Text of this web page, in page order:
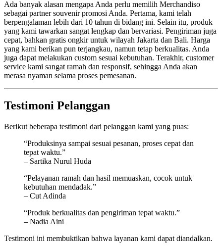
Ada banyak alasan mengapa Anda perlu memilih Merchandiso
sebagai partner souvenir promosi Anda. Pertama, kami telah
berpengalaman lebih dari 10 tahun di bidang ini. Selain itu, produk
yang kami tawarkan sangat lengkap dan bervariasi. Pengiriman juga
cepat, bahkan gratis ongkir untuk wilayah Jakarta dan Bali. Harga
yang kami berikan pun terjangkau, namun tetap berkualitas. Anda
juga dapat melakukan custom sesuai kebutuhan. Terakhir, customer
service kami sangat ramah dan responsif, sehingga Anda akan
merasa nyaman selama proses pemesanan.
Testimoni Pelanggan
Berikut beberapa testimoni dari pelanggan kami yang puas:
“Produksinya sampai sesuai pesanan, proses cepat dan
tepat waktu.”
– Sartika Nurul Huda
“Pelayanan ramah dan hasil memuaskan, cocok untuk
kebutuhan mendadak.”
– Cut Adinda
“Produk berkualitas dan pengiriman tepat waktu.”
– Nadia Aini
Testimoni ini membuktikan bahwa layanan kami dapat diandalkan.